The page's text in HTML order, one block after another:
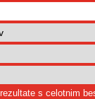
s celotnim